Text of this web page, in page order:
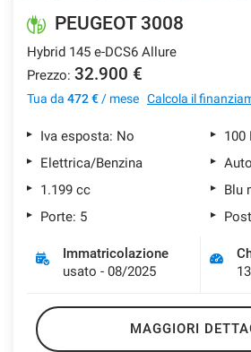
PEUGEOT 3008
Hybrid 145 e-DCS6 Allure
Prezzo: 32.900 €
Tua da 472 € / mese Calcola il
Iva esposta: No
100
Elettrica/Benzina
1.199 cc
Blu
Porte: 5
Immatricolazione
usato - 08/2025
MAGGIORI